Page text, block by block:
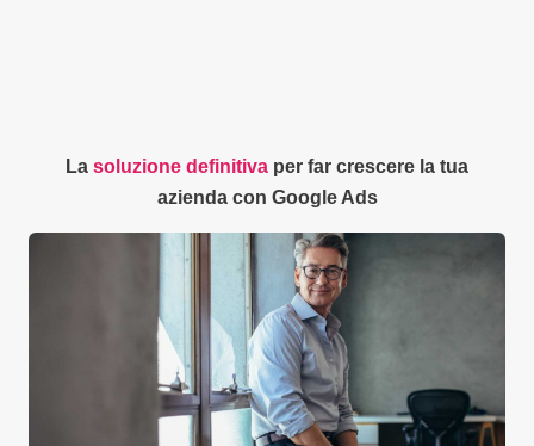
La soluzione definitiva per far crescere la tua
azienda con Google Ads